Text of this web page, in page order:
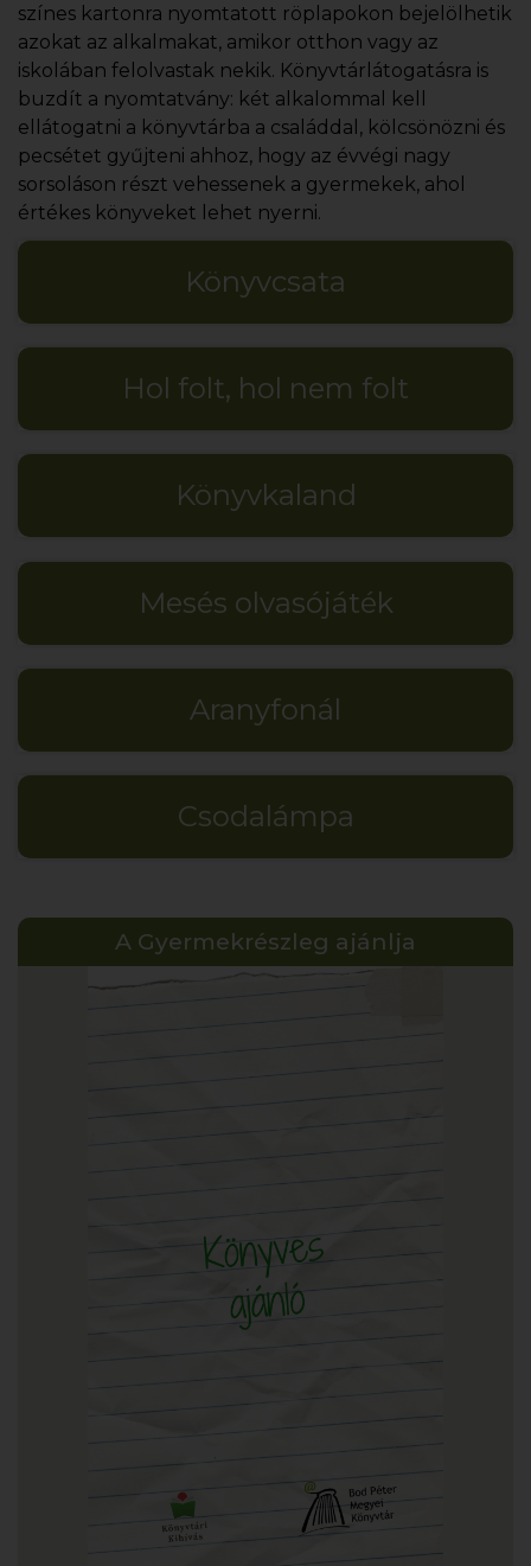
színes kartonra nyomtatott röplapokon bejelölhetik
azokat az alkalmakat, amikor otthon vagy az
iskolában felolvastak nekik. Könyvtárlátogatásra is
buzdít a nyomtatvány: két alkalommal kell
ellátogatni a könyvtárba a családdal, kölcsönözni és
pecsétet gyűjteni ahhoz, hogy az évvégi nagy
sorsoláson részt vehessenek a gyermekek, ahol
értékes könyveket lehet nyerni.
Könyvcsata
Hol folt, hol nem folt
Könyvkaland
Mesés olvasójáték
Aranyfonál
Csodalámpa
A Gyermekrészleg ajánlja